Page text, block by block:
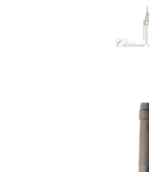
Panneau de gestion des cookies